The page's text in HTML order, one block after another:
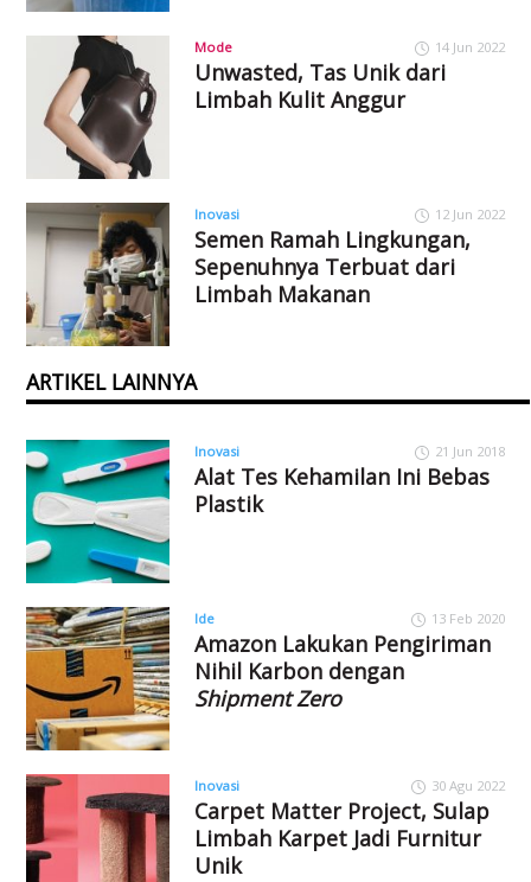
Mode 14 Jun 2022
Unwasted, Tas Unik dari
Limbah Kulit Anggur
Inovasi 12 Jun 2022
Semen Ramah Lingkungan,
Sepenuhnya Terbuat dari
Limbah Makanan
ARTIKEL LAINNYA
Inovasi 21 Jun 2018
Alat Tes Kehamilan Ini Bebas
Plastik
Ide 13 Feb 2020
Amazon Lakukan Pengiriman
Nihil Karbon dengan
Shipment Zero
Inovasi 30 Agu 2022
Carpet Matter Project, Sulap
Limbah Karpet Jadi Furnitur
Unik